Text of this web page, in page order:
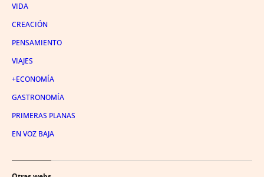
VIDA
CREACIÓN
PENSAMIENTO
VIAJES
+ECONOMÍA
GASTRONOMÍA
PRIMERAS PLANAS
EN VOZ BAJA